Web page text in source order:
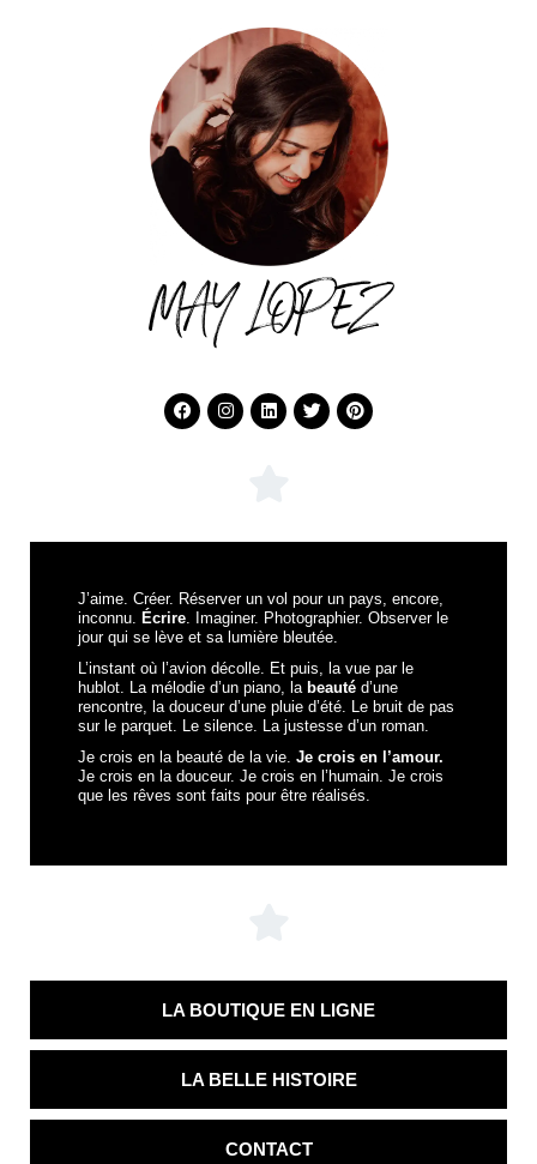
MAY LOPEZ
J’aime. Créer. Réserver un vol pour un pays, encore,
inconnu. Écrire . Imaginer. Photographier. Observer le
jour qui se lève et sa lumière bleutée.
L’instant où l’avion décolle. Et puis, la vue par le
hublot. La mélodie d’un piano, la beauté d’une
rencontre, la douceur d’une pluie d’été. Le bruit de pas
sur le parquet. Le silence. La justesse d’un roman.
Je crois en la beauté de la vie. Je crois en l’amour.
Je crois en la douceur. Je crois en l’humain. Je crois
que les rêves sont faits pour être réalisés.
LA BOUTIQUE EN LIGNE
LA BELLE HISTOIRE
CONTACT